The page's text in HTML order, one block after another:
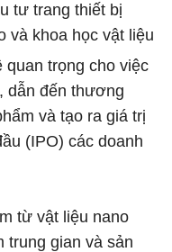
tư trang thiết bị
và khoa học vật liệu
quan trọng cho việc
dẫn đến thương
và tạo ra giá trị
(IPO) các doanh
từ vật liệu nano
trung gian và sản